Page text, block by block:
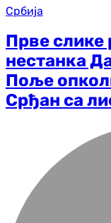
Србија
Прве слике
нестанка
Поље
Срђан са